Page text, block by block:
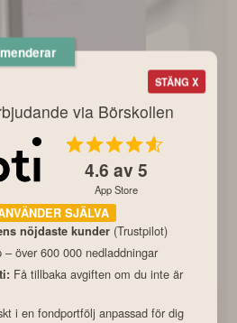
STÄNG X
via Börskollen
4.6 av 5
App Store
SJÄLVA
nöjdaste kunder(Trustpilot)
– över 600 000 nedladdningar
Få tillbaka avgiften om du inte är
i en fondportfölj anpassad för dig